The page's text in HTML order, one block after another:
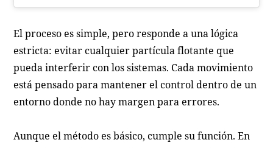
El proceso es simple, pero responde a una lógica
estricta: evitar cualquier partícula flotante que
pueda interferir con los sistemas. Cada movimiento
está pensado para mantener el control dentro de un
entorno donde no hay margen para errores.
Aunque el método es básico, cumple su función. En